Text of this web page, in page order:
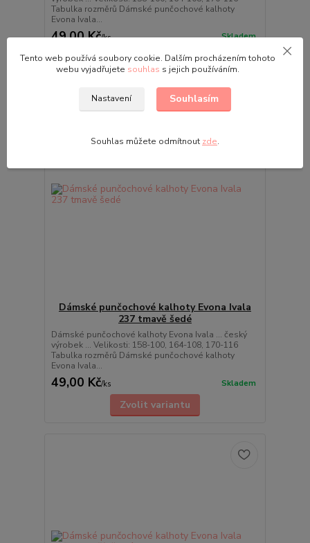
Tabulka rozměrů Dámské punčochové kalhoty
Evona Ivala...
49,00 Kč/ks Skladem
Zvolit variantu
Dámské punčochové kalhoty Evona Ivala
237 tmavě šedé
Dámské punčochové kalhoty Evona Ivala ... český
výrobek ... Velikosti: 158-100, 164-108, 170-116
Tabulka rozměrů Dámské punčochové kalhoty
Evona Ivala...
49,00 Kč/ks Skladem
Zvolit variantu
Tento web používá soubory cookie. Dalším procházením tohoto
webu vyjadřujete souhlas s jejich používáním.
Nastavení Souhlasím
Souhlas můžete odmítnout zde.